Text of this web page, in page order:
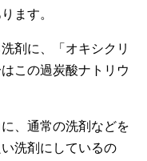
ます。
剤に、「オキシクリ
この過炭酸ナトリウ
、通常の洗剤などを
洗剤にしているの